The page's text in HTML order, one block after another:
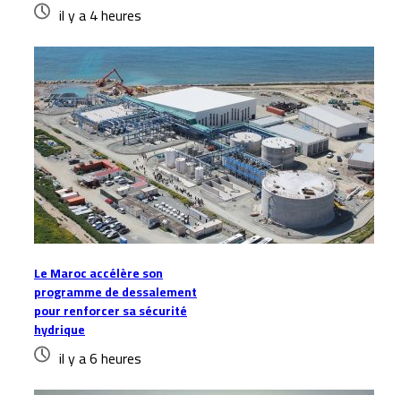
il y a 4 heures
Le Maroc accélère son
programme de dessalement
pour renforcer sa sécurité
hydrique
il y a 6 heures